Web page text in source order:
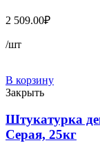
2 509.00₽
/шт
В корзину
Закрыть
Штукатурка
Серая, 25кг